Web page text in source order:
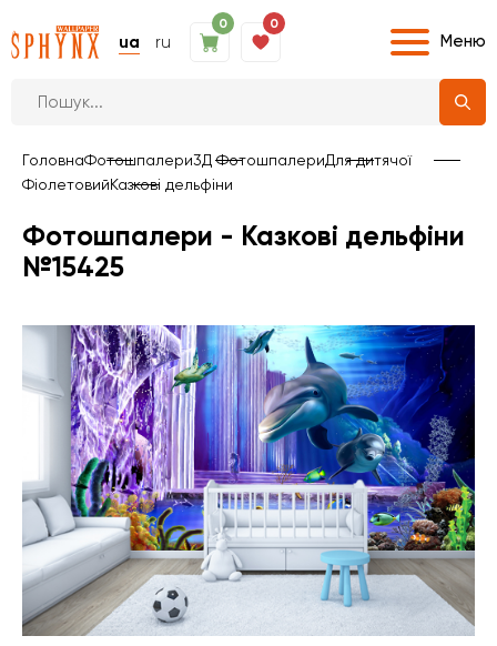
ua ru
0 0
Меню
ГоловнаФотошпалери3Д ФотошпалериДля дитячої
ФіолетовийКазкові дельфіни
Фотошпалери - Казкові дельфіни
№15425